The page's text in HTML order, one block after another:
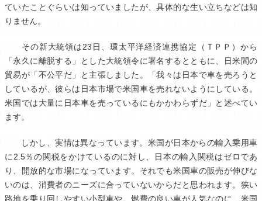
ていたことぐらいは知っていましたが、具体的な生い立ちなどは知
りません。
その新大統領は23日、環太平洋経済連携協定（ＴＰＰ）から
「永久に離脱する」とした大統領令に署名するとともに、日米間の
貿易が「不公平だ」と主張しました。「我々は日本で車を売ろうと
しているが、彼らは日本市場で米国車を売れないようにしている。
米国では大量に日本車を売っているにもかかわらずだ」と述べてい
ます。
しかし、実情は異なっています。米国が日本からの輸入乗用車
に2.5％の関税をかけているのに対し、日本の輸入関税はゼロであ
り、開放的な市場になっています。それでも米国車の販売が伸びな
いのは、消費者のニーズに合っていないからだと思われます。狭い
路地を乗り回しやすい小型車や、燃費の良い車が人気なのに、米国